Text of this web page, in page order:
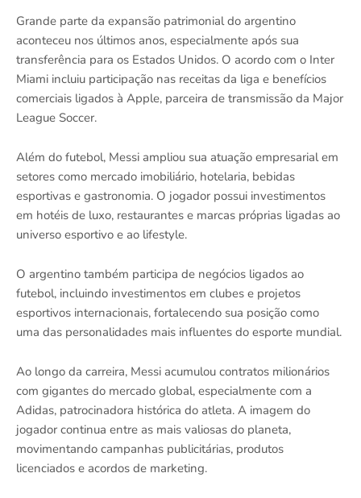
Grande parte da expansão patrimonial do argentino
aconteceu nos últimos anos, especialmente após sua
transferência para os Estados Unidos. O acordo com o Inter
Miami incluiu participação nas receitas da liga e benefícios
comerciais ligados à Apple, parceira de transmissão da Major
League Soccer.
Além do futebol, Messi ampliou sua atuação empresarial em
setores como mercado imobiliário, hotelaria, bebidas
esportivas e gastronomia. O jogador possui investimentos
em hotéis de luxo, restaurantes e marcas próprias ligadas ao
universo esportivo e ao lifestyle.
O argentino também participa de negócios ligados ao
futebol, incluindo investimentos em clubes e projetos
esportivos internacionais, fortalecendo sua posição como
uma das personalidades mais influentes do esporte mundial.
Ao longo da carreira, Messi acumulou contratos milionários
com gigantes do mercado global, especialmente com a
Adidas, patrocinadora histórica do atleta. A imagem do
jogador continua entre as mais valiosas do planeta,
movimentando campanhas publicitárias, produtos
licenciados e acordos de marketing.